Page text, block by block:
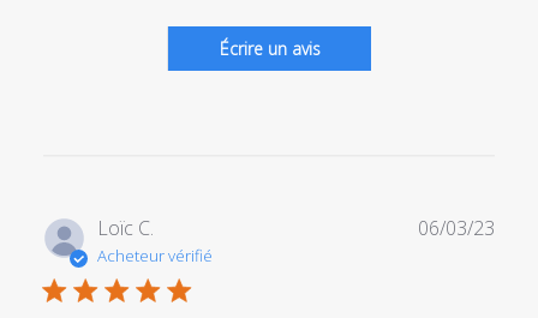
Écrire un avis
Loïc C.
Acheteur vérifié
06/03/23